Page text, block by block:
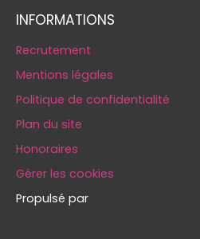
INFORMATIONS
Recrutement
Mentions légales
Politique de confidentialité
Plan du site
Honoraires
Gérer les cookies
Propulsé par